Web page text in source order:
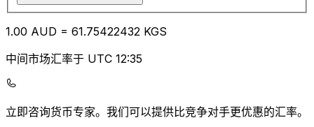
1.00 AUD = 61.75422432 KGS
中间市场汇率于 UTC 12:35
立即咨询货币专家。 我们可以提供比竞争对手更优惠的汇率。